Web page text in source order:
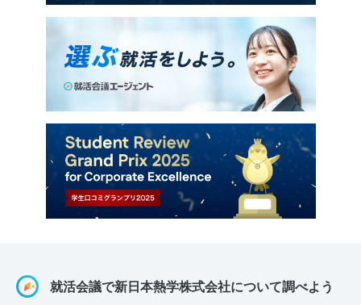
就活会議で新日本熱学株式会社について調べよう